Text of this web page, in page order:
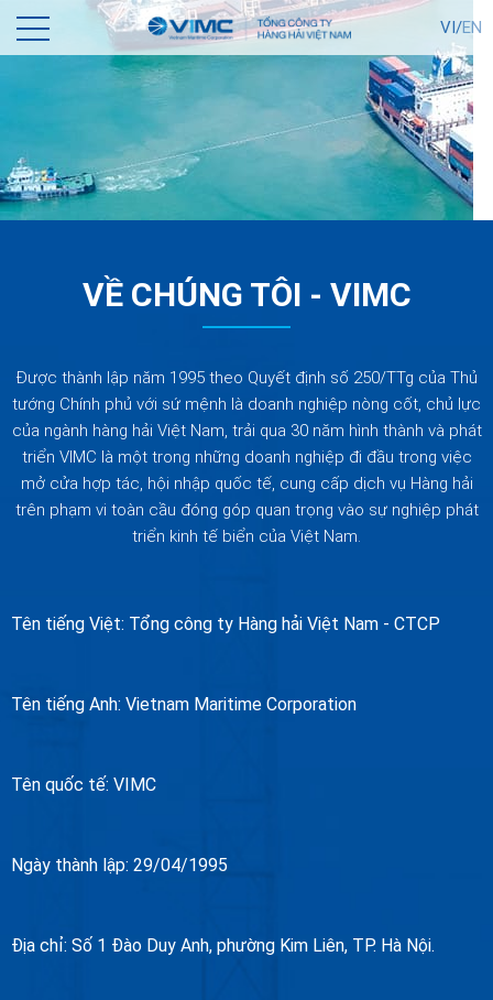
VI/EN
VỀ CHÚNG TÔI - VIMC
Được thành lập năm 1995 theo Quyết định số 250/TTg của Thủ
tướng Chính phủ với sứ mệnh là doanh nghiệp nòng cốt, chủ lực
của ngành hàng hải Việt Nam, trải qua 30 năm hình thành và phát
triển VIMC là một trong những doanh nghiệp đi đầu trong việc
mở cửa hợp tác, hội nhập quốc tế, cung cấp dịch vụ Hàng hải
trên phạm vi toàn cầu đóng góp quan trọng vào sự nghiệp phát
triển kinh tế biển của Việt Nam.
Tên tiếng Việt: Tổng công ty Hàng hải Việt Nam - CTCP
Tên tiếng Anh: Vietnam Maritime Corporation
Tên quốc tế: VIMC
Ngày thành lập: 29/04/1995
Địa chỉ: Số 1 Đào Duy Anh, phường Kim Liên, TP. Hà Nội.